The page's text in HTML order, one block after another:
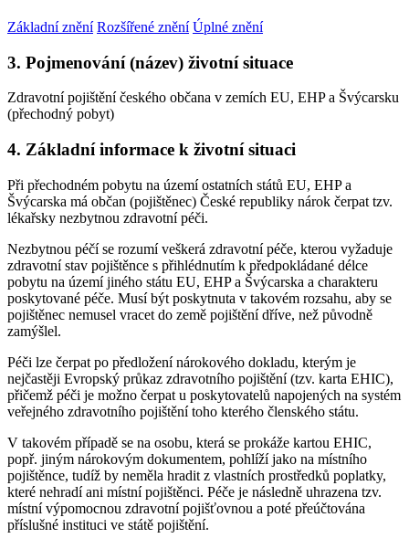
Základní znění Rozšířené znění Úplné znění
3. Pojmenování (název) životní situace
Zdravotní pojištění českého občana v zemích EU, EHP a Švýcarsku
(přechodný pobyt)
4. Základní informace k životní situaci
Při přechodném pobytu na území ostatních států EU, EHP a
Švýcarska má občan (pojištěnec) České republiky nárok čerpat tzv.
lékařsky nezbytnou zdravotní péči.
Nezbytnou péčí se rozumí veškerá zdravotní péče, kterou vyžaduje
zdravotní stav pojištěnce s přihlédnutím k předpokládané délce
pobytu na území jiného státu EU, EHP a Švýcarska a charakteru
poskytované péče. Musí být poskytnuta v takovém rozsahu, aby se
pojištěnec nemusel vracet do země pojištění dříve, než původně
zamýšlel.
Péči lze čerpat po předložení nárokového dokladu, kterým je
nejčastěji Evropský průkaz zdravotního pojištění (tzv. karta EHIC),
přičemž péči je možno čerpat u poskytovatelů napojených na systém
veřejného zdravotního pojištění toho kterého členského státu.
V takovém případě se na osobu, která se prokáže kartou EHIC,
popř. jiným nárokovým dokumentem, pohlíží jako na místního
pojištěnce, tudíž by neměla hradit z vlastních prostředků poplatky,
které nehradí ani místní pojištěnci. Péče je následně uhrazena tzv.
místní výpomocnou zdravotní pojišťovnou a poté přeúčtována
příslušné instituci ve státě pojištění.